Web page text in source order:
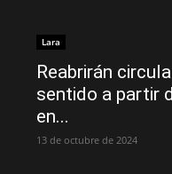
Lara
Reabrirán
sentido a partir
en...
13 de octubre de 2024